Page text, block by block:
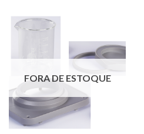
FORA DE ESTOQUE